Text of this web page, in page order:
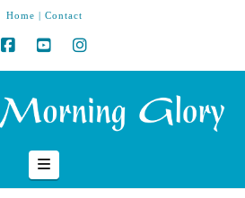
Home | Contact
Navigation